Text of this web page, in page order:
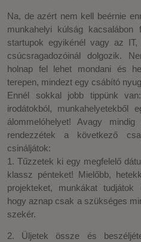
Na, de azért nem kell beérnie
munkahelyi kúlság kacsalábon
startupok egyikénél vagy az
csúcsragadozóinál dolgozik.
holnap fel lehet mondani és
terepen, mindezt egy csábító
Ennél sokkal jobb tippünk
irodátokból, munkahelyetekből
álommelóhelyet! Avagy
rendezzétek a következő
csináljátok:
1. Tűzzetek ki egy megfelelő
klassz pénteket! Mielőbb,
projekteket, munkákat tudjátok
hogy aznap csak a szükséges
szekér.
2. Üljetek össze és